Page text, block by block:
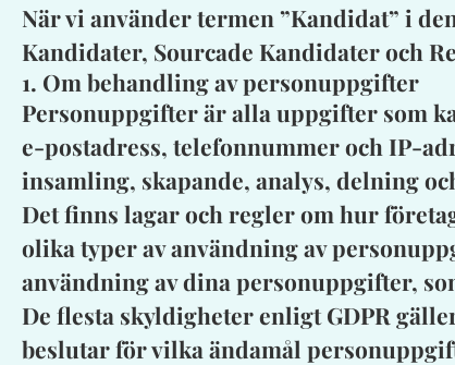
När vi använder termen ”Kandidat” i
Kandidater, Sourcade Kandidater och
1. Om behandling av personuppgifter
Personuppgifter är alla uppgifter som
e-postadress, telefonnummer och IP-
insamling, skapande, analys, delning
Det finns lagar och regler om hur
olika typer av användning av
användning av dina personuppgifter,
De flesta skyldigheter enligt GDPR
beslutar för vilka ändamål